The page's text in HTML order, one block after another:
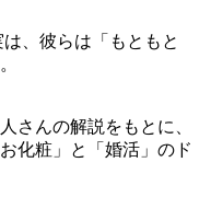
、彼らは「もともと
さんの解説をもとに、
化粧」と「婚活」のド